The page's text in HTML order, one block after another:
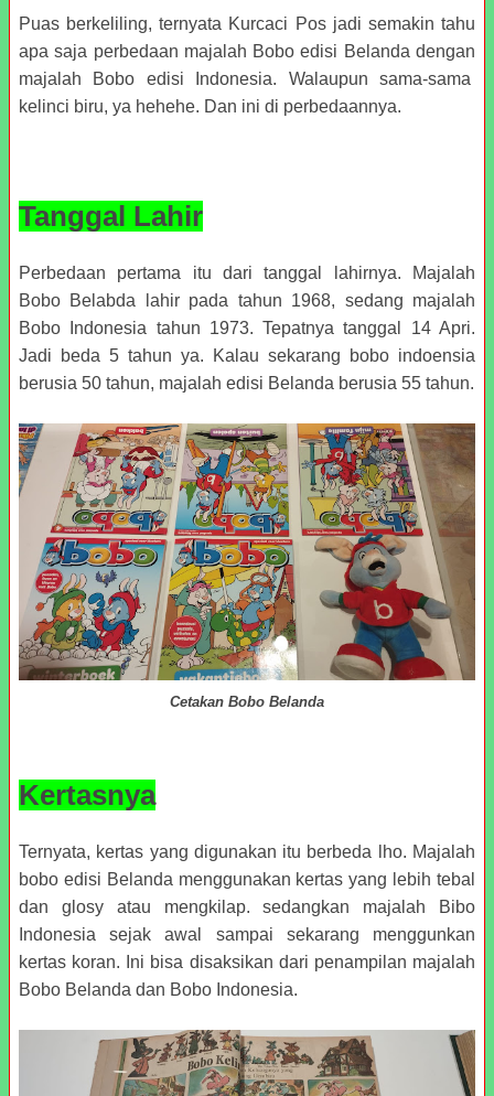
Puas berkeliling, ternyata Kurcaci Pos jadi semakin tahu
apa saja perbedaan majalah Bobo edisi Belanda dengan
majalah Bobo edisi Indonesia. Walaupun sama-sama
kelinci biru, ya hehehe. Dan ini di perbedaannya.
Tanggal Lahir
Perbedaan pertama itu dari tanggal lahirnya. Majalah
Bobo Belabda lahir pada tahun 1968, sedang majalah
Bobo Indonesia tahun 1973. Tepatnya tanggal 14 Apri.
Jadi beda 5 tahun ya. Kalau sekarang bobo indoensia
berusia 50 tahun, majalah edisi Belanda berusia 55 tahun.
Cetakan Bobo Belanda
Kertasnya
Ternyata, kertas yang digunakan itu berbeda lho. Majalah
bobo edisi Belanda menggunakan kertas yang lebih tebal
dan glosy atau mengkilap. sedangkan majalah Bibo
Indonesia sejak awal sampai sekarang menggunkan
kertas koran. Ini bisa disaksikan dari penampilan majalah
Bobo Belanda dan Bobo Indonesia.